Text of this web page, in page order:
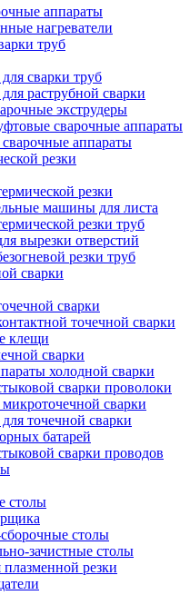
аппараты
нагреватели
труб
сварки труб
раструбной сварки
экструдеры
сварочные аппараты
аппараты
резки
резки
машины для листа
резки труб
вырезки отверстий
резки труб
сварки
сварки
точечной сварки
клещи
сварки
холодной сварки
сварки проволоки
сварки
точечной сварки
батарей
сварки проводов
столы
столы
зачистные столы
резки